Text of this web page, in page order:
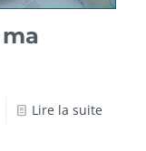
Lire la suite